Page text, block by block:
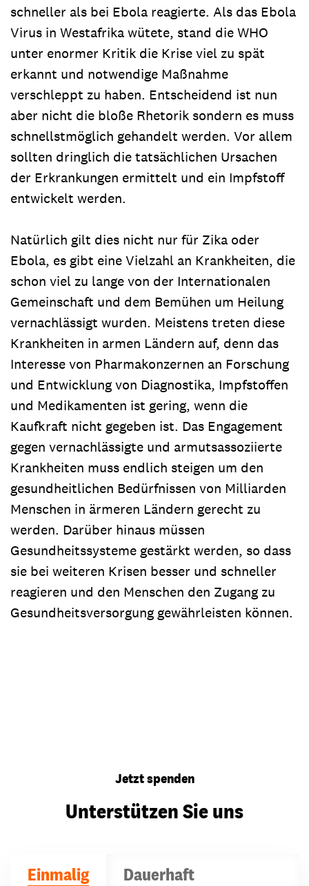
schneller als bei Ebola reagierte. Als das Ebola
Virus in Westafrika wütete, stand die WHO
unter enormer Kritik die Krise viel zu spät
erkannt und notwendige Maßnahme
verschleppt zu haben. Entscheidend ist nun
aber nicht die bloße Rhetorik sondern es muss
schnellstmöglich gehandelt werden. Vor allem
sollten dringlich die tatsächlichen Ursachen
der Erkrankungen ermittelt und ein Impfstoff
entwickelt werden.
Natürlich gilt dies nicht nur für Zika oder
Ebola, es gibt eine Vielzahl an Krankheiten, die
schon viel zu lange von der Internationalen
Gemeinschaft und dem Bemühen um Heilung
vernachlässigt wurden. Meistens treten diese
Krankheiten in armen Ländern auf, denn das
Interesse von Pharmakonzernen an Forschung
und Entwicklung von Diagnostika, Impfstoffen
und Medikamenten ist gering, wenn die
Kaufkraft nicht gegeben ist. Das Engagement
gegen vernachlässigte und armutsassoziierte
Krankheiten muss endlich steigen um den
gesundheitlichen Bedürfnissen von Milliarden
Menschen in ärmeren Ländern gerecht zu
werden. Darüber hinaus müssen
Gesundheitssysteme gestärkt werden, so dass
sie bei weiteren Krisen besser und schneller
reagieren und den Menschen den Zugang zu
Gesundheitsversorgung gewährleisten können.
Jetzt spenden
Unterstützen Sie uns
Einmalig Dauerhaft